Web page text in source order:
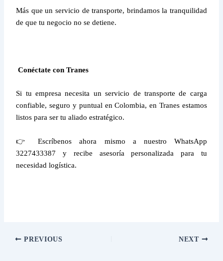
Más que un servicio de transporte, brindamos la tranquilidad
de que tu negocio no se detiene.
Conéctate con Tranes
Si tu empresa necesita un servicio de transporte de carga
confiable, seguro y puntual en Colombia, en Tranes estamos
listos para ser tu aliado estratégico.
👉 Escríbenos ahora mismo a nuestro WhatsApp
3227433387 y recibe asesoría personalizada para tu
necesidad logística.
PREVIOUS NEXT